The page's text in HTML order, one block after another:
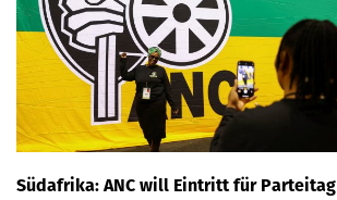
Südafrika: ANC will Eintritt für Parteitag